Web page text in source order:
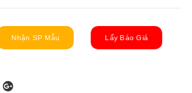
Nhận SP Mẫu Lấy Báo Giá